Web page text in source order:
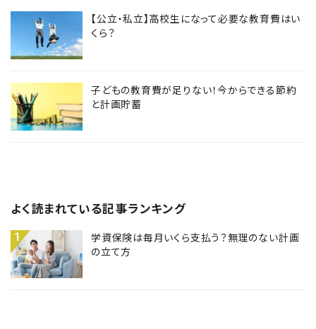
【公立・私立】高校生になって必要な教育費はい
くら？
子どもの教育費が足りない！今からできる節約
と計画貯蓄
よく読まれている記事ランキング
1
学資保険は毎月いくら支払う？無理のない計画
の立て方